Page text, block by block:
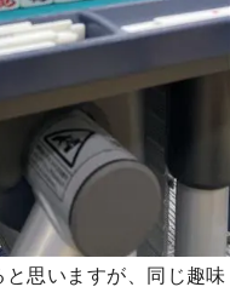
と思いますが、同じ趣味